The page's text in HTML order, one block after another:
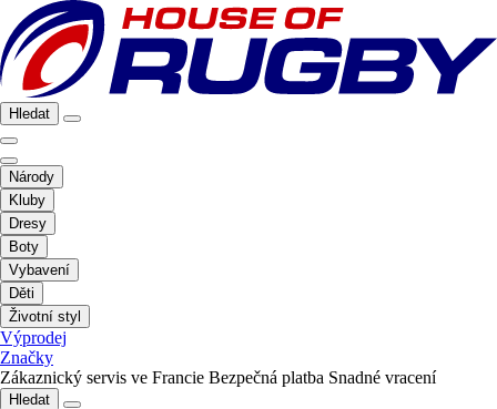
Hledat
Národy
Kluby
Dresy
Boty
Vybavení
Děti
Životní styl
Výprodej
Značky
Zákaznický servis ve Francie Bezpečná platba Snadné vracení
Hledat